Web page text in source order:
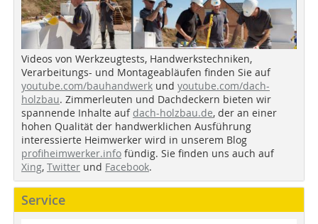
Videos von Werkzeugtests, Handwerkstechniken,
Verarbeitungs- und Montageabläufen finden Sie auf
youtube.com/bauhandwerk und youtube.com/dach-
holzbau. Zimmerleuten und Dachdeckern bieten wir
spannende Inhalte auf dach-holzbau.de, der an einer
hohen Qualität der handwerklichen Ausführung
interessierte Heimwerker wird in unserem Blog
profiheimwerker.info fündig. Sie finden uns auch auf
Xing, Twitter und Facebook.
Service